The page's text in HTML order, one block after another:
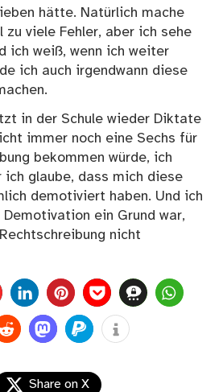
hätte. Natürlich mache
zu viele Fehler, aber ich sehe
ich weiß, wenn ich weiter
ich auch irgendwann diese
in der Schule wieder Diktate
immer noch eine Sechs für
bekommen würde, ich
ich glaube, dass mich diese
demotiviert haben. Und ich
ein Grund war,
nicht
0
Share on X